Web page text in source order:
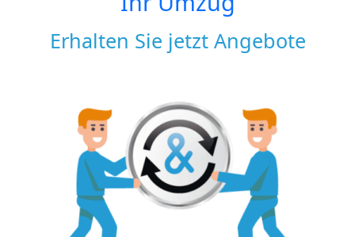
Erhalten Sie jetzt Angebote